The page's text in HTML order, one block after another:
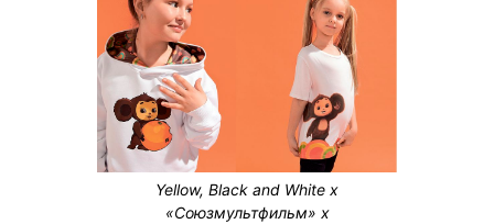
Yellow, Black and White х
«Союзмультфильм» х